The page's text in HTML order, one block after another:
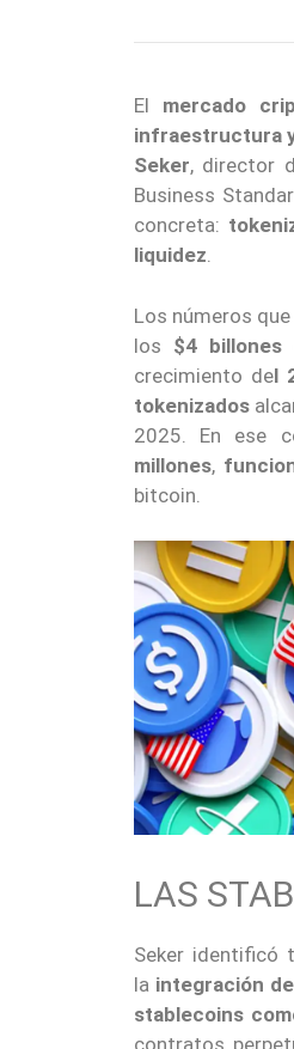
El mercado
infraestructura
Seker, director
Business
concreta:
liquidez.
Los números
los $4 billones
crecimiento del
tokenizados
2025. En ese
millones,
bitcoin.
LAS
Seker identificó
la integración
stablecoins